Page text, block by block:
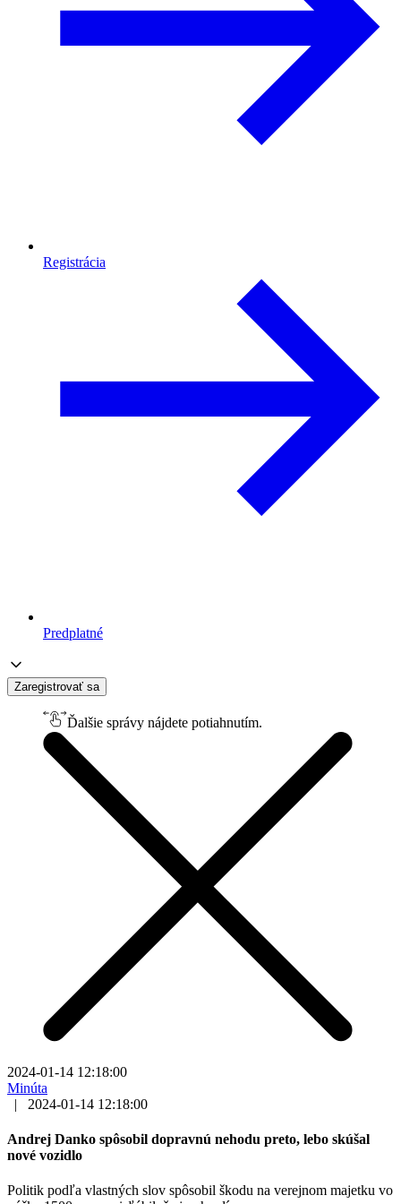
Registrácia
Predplatné
Zaregistrovať sa
Ďalšie správy nájdete potiahnutím.
2024-01-14 12:18:00
Minúta
|
2024-01-14 12:18:00
Andrej Danko spôsobil dopravnú nehodu preto, lebo skúšal
nové vozidlo
Politik podľa vlastných slov spôsobil škodu na verejnom majetku vo